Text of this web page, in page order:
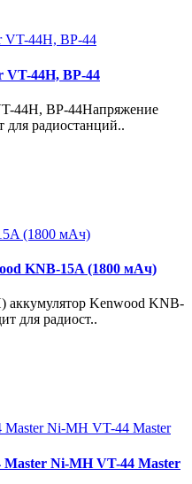
VT-44H, BP-44
44H, BP-44Напряжение
для радиостанций..
KNB-15A (1800 мАч)
Kenwood KNB-
для радиост..
Ni-MH VT-44 Master